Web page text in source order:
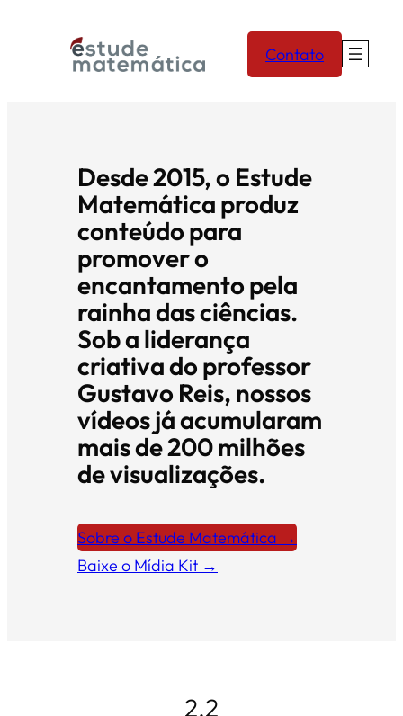
Contato
Desde 2015, o Estude
Matemática produz
conteúdo para
promover o
encantamento pela
rainha das ciências.
Sob a liderança
criativa do professor
Gustavo Reis, nossos
vídeos já acumularam
mais de 200 milhões
de visualizações.
Sobre o Estude Matemática →
Baixe o Mídia Kit →
2,2